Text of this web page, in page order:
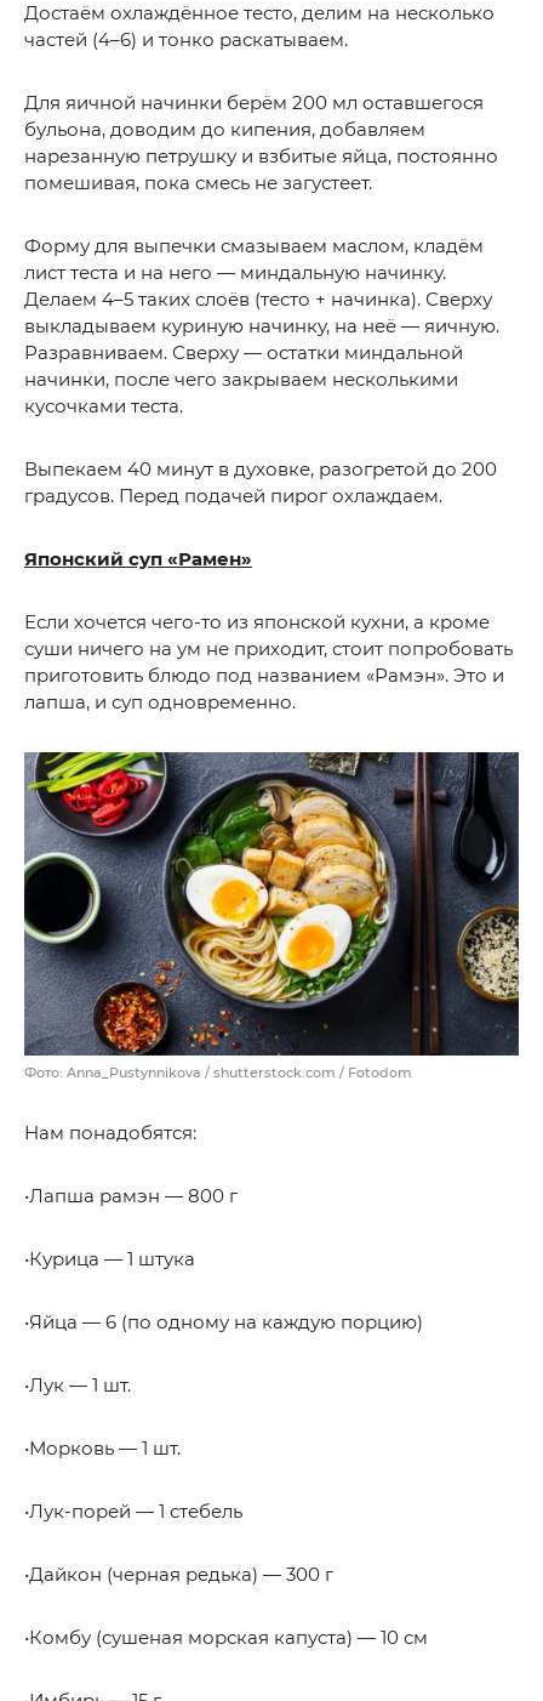
Достаём охлаждённое тесто, делим на несколько
частей (4–6) и тонко раскатываем.
Для яичной начинки берём 200 мл оставшегося
бульона, доводим до кипения, добавляем
нарезанную петрушку и взбитые яйца, постоянно
помешивая, пока смесь не загустеет.
Форму для выпечки смазываем маслом, кладём
лист теста и на него — миндальную начинку.
Делаем 4–5 таких слоёв (тесто + начинка). Сверху
выкладываем куриную начинку, на неё — яичную.
Разравниваем. Сверху — остатки миндальной
начинки, после чего закрываем несколькими
кусочками теста.
Выпекаем 40 минут в духовке, разогретой до 200
градусов. Перед подачей пирог охлаждаем.
Японский суп «Рамен»
Если хочется чего-то из японской кухни, а кроме
суши ничего на ум не приходит, стоит попробовать
приготовить блюдо под названием «Рамэн». Это и
лапша, и суп одновременно.
Фото: Anna_Pustynnikova / shutterstock.com / Fotodom
Нам понадобятся:
•Лапша рамэн — 800 г
•Курица — 1 штука
•Яйца — 6 (по одному на каждую порцию)
•Лук — 1 шт.
•Морковь — 1 шт.
•Лук-порей — 1 стебель
•Дайкон (черная редька) — 300 г
•Комбу (сушеная морская капуста) — 10 см